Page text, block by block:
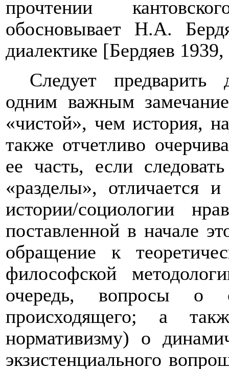
прочтении
обосновывает Н.А.
диалектике [Бердяев
Следует предварить
одним важным
«чистой», чем история,
также отчетливо
ее часть, если
«разделы», отличается
истории/социологии
поставленной в начале
обращение к
философской
очередь, вопросы о
происходящего; а
нормативизму) о
экзистенциального